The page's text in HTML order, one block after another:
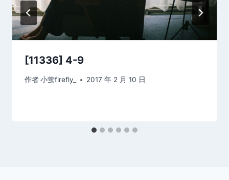
[11336] 4-9
作者小萤firefly_ 2017 年 2 月 10 日